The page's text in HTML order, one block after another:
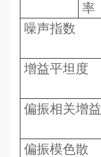
率
噪声指数
增益平坦度
偏振相关增益
偏振模色散